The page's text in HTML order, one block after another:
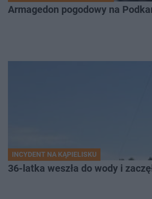
Armagedon pogodowy na
INCYDENT NA KĄPIELISKU
36-latka weszła do wody i